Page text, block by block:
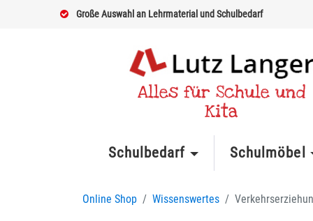
Große Auswahl an Lehrmaterial und Schulbedarf
Alles für Schule und
Kita
Schulbedarf Schulmöbel
Online Shop Wissenswertes